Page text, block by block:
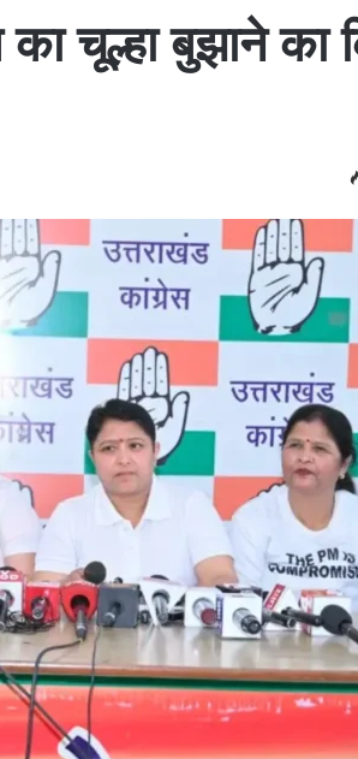
का चूल्हा बुझाने का